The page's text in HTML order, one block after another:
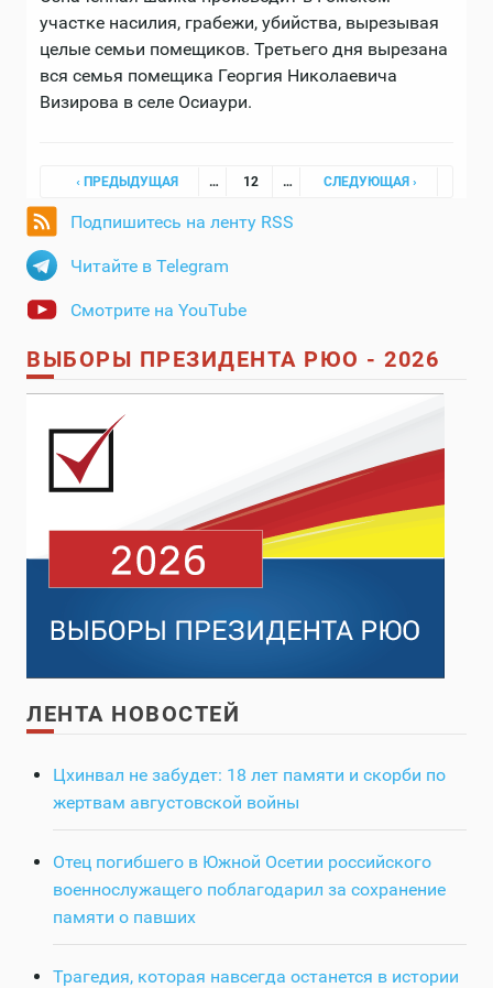
участке насилия, грабежи, убийства, вырезывая
целые семьи помещиков. Третьего дня вырезана
вся семья помещика Георгия Николаевича
Визирова в селе Осиаури.
Страницы
‹ ПРЕДЫДУЩАЯ … 12 … СЛЕДУЮЩАЯ ›
Подпишитесь на ленту RSS
Читайте в Telegram
Смотрите на YouTube
ВЫБОРЫ ПРЕЗИДЕНТА РЮО - 2026
ЛЕНТА НОВОСТЕЙ
Цхинвал не забудет: 18 лет памяти и скорби по
жертвам августовской войны
Отец погибшего в Южной Осетии российского
военнослужащего поблагодарил за сохранение
памяти о павших
Трагедия, которая навсегда останется в истории